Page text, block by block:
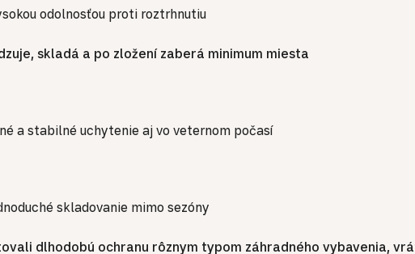
odolnosťou proti roztrhnutiu
skladá a po zložení zaberá minimum miesta
a stabilné uchytenie aj vo veternom počasí
skladovanie mimo sezóny
dlhodobú ochranu rôznym typom záhradného vybavenia,